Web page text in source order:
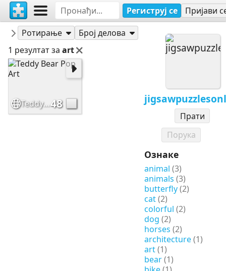
Региструј се Пријави
Прати
Порука
Ознаке
animal (3)
animals (3)
butterfly(2)
cat(2)
colorful (2)
dog (2)
horses (2)
architecture(1)
art(1)
bear(1)
jigsawpuzzlesonline
Слагалице
Ротирање
Број делова
1 резултат за art
Teddy Bear Pop Art48